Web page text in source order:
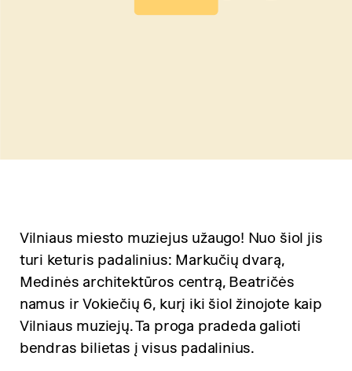
Vilniaus miesto muziejus užaugo! Nuo šiol jis
turi keturis padalinius: Markučių dvarą,
Medinės architektūros centrą, Beatričės
namus ir Vokiečių 6, kurį iki šiol žinojote kaip
Vilniaus muziejų. Ta proga pradeda galioti
bendras bilietas į visus padalinius.